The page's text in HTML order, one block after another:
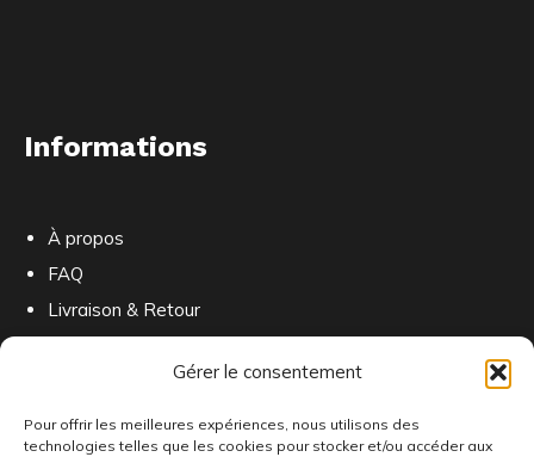
Gérer le consentement
Pour offrir les meilleures expériences, nous utilisons des
technologies telles que les cookies pour stocker et/ou accéder aux
Informations
À propos
FAQ
Livraison & Retour